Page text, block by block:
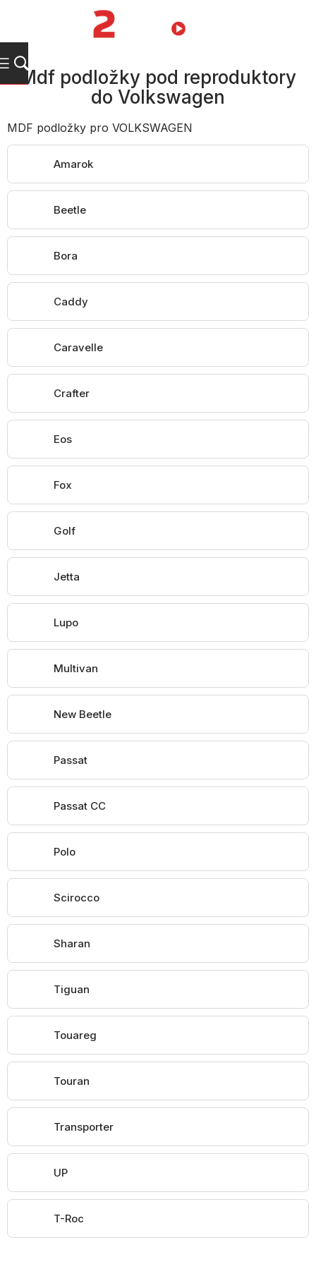
Mdf podložky pod reproduktory
do Volkswagen
MDF podložky pro VOLKSWAGEN
Amarok
Beetle
Bora
Caddy
Caravelle
Crafter
Eos
Fox
Golf
Jetta
Lupo
Multivan
New Beetle
Passat
Passat CC
Polo
Scirocco
Sharan
Tiguan
Touareg
Touran
Transporter
UP
T-Roc